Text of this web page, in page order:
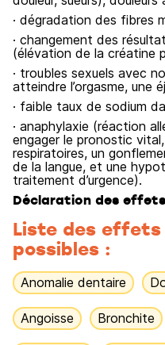
· dégradation des fibres
· changement des
(élévation de la créatine
· troubles sexuels avec
atteindre l’orgasme, une
· faible taux de sodium
· anaphylaxie (réaction
engager le pronostic
respiratoires, un
de la langue, et une
traitement d’urgence).
Déclaration des
Liste des effets
possibles :
Anomalie dentaire
Angoisse Bronchite